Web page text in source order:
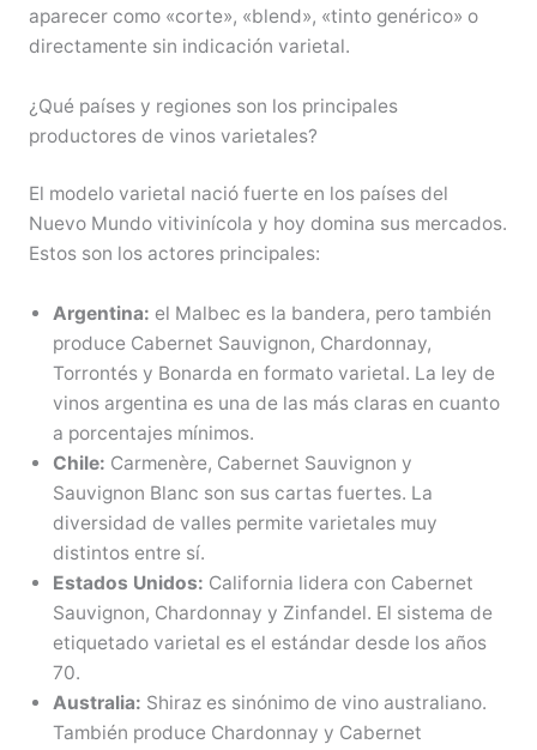
aparecer como «corte», «blend», «tinto genérico» o
directamente sin indicación varietal.
¿Qué países y regiones son los principales
productores de vinos varietales?
El modelo varietal nació fuerte en los países del
Nuevo Mundo vitivinícola y hoy domina sus mercados.
Estos son los actores principales:
Argentina: el Malbec es la bandera, pero también
produce Cabernet Sauvignon, Chardonnay,
Torrontés y Bonarda en formato varietal. La ley de
vinos argentina es una de las más claras en cuanto
a porcentajes mínimos.
Chile: Carmenère, Cabernet Sauvignon y
Sauvignon Blanc son sus cartas fuertes. La
diversidad de valles permite varietales muy
distintos entre sí.
Estados Unidos: California lidera con Cabernet
Sauvignon, Chardonnay y Zinfandel. El sistema de
etiquetado varietal es el estándar desde los años
70.
Australia: Shiraz es sinónimo de vino australiano.
También produce Chardonnay y Cabernet